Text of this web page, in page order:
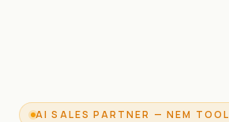
AI SALES PARTNER — NEM TOOL